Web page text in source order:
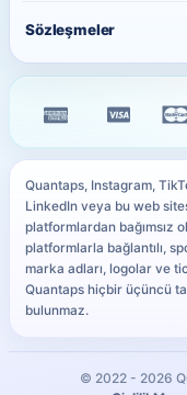
Kick Hizmetleri
WhatsApp Hizmetleri
Tüm Hizmetler
Ücretsiz TikTok Beğeni
Ücretsiz TikTok İzlenme
Tüm Ücretsiz Servisler
QR Kod Oluşturucu
Resim Boyutu Küçültme
WhatsApp Link
Tüm Ücretsiz Araçlar
Sıkça Sorulan Sorular
Siteyi iPhone Ana
PayTR Ödeme Rehberi
Ödeme Yöntemleri
Kullanıcı Site Haritası
Sosyal Medya Sözlüğü
Sözleşmeler
Gizlilik Sözleşmesi
KVKK Aydınlatma Metni
SLA
Quantaps, Instagram,
LinkedIn veya bu web
platformlardan bağımsız
platformlarla bağlantılı,
marka adları, logolar ve
Quantaps hiçbir üçüncü
bulunmaz.
© 2022 - 2026